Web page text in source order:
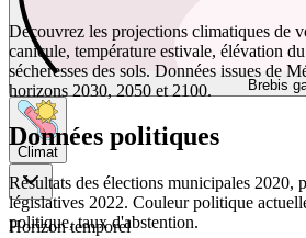
Brebis
Climat
Horizon temporel
Découvrez les projections climatiques de
canicule, température estivale, élévation
sécheresses des sols. Données issues de
horizons 2030, 2050 et 2100.
Données politiques
Résultats des élections municipales 2020,
législatives 2022. Couleur politique
politique, taux d'abstention.